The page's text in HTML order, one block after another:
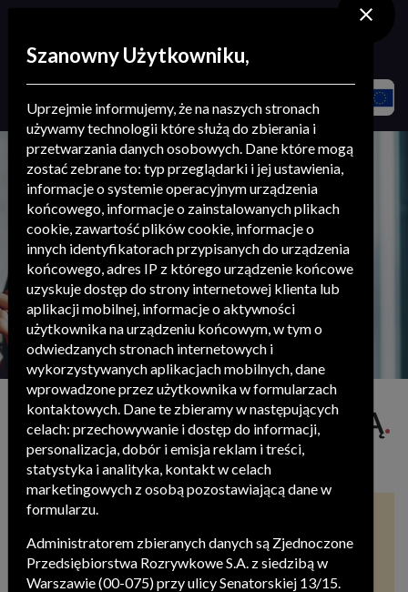
menedżerów
Strona główna Aktualności WIĘCEJ KULTURY JESIENIĄ
aktualności
WIĘCEJ KULTURY JESIENIĄ.
Szanowny Użytkowniku,
Uprzejmie informujemy, że na naszych stronach
używamy technologii które służą do zbierania i
przetwarzania danych osobowych. Dane które mogą
zostać zebrane to: typ przeglądarki i jej ustawienia,
informacje o systemie operacyjnym urządzenia
końcowego, informacje o zainstalowanych plikach
cookie, zawartość plików cookie, informacje o
innych identyfikatorach przypisanych do urządzenia
końcowego, adres IP z którego urządzenie końcowe
uzyskuje dostęp do strony internetowej klienta lub
aplikacji mobilnej, informacje o aktywności
użytkownika na urządzeniu końcowym, w tym o
odwiedzanych stronach internetowych i
wykorzystywanych aplikacjach mobilnych, dane
wprowadzone przez użytkownika w formularzach
kontaktowych. Dane te zbieramy w następujących
celach: przechowywanie i dostęp do informacji,
personalizacja, dobór i emisja reklam i treści,
statystyka i analityka, kontakt w celach
marketingowych z osobą pozostawiającą dane w
formularzu.
Administratorem zbieranych danych są Zjednoczone
Przedsiębiorstwa Rozrywkowe S.A. z siedzibą w
Warszawie (00-075) przy ulicy Senatorskiej 13/15.